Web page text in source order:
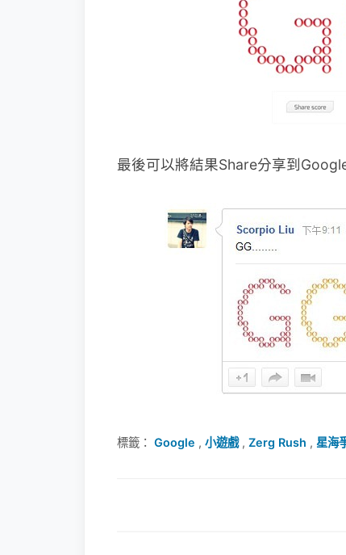
最後可以將結果Share分享到
標籤： Google , 小遊戲, Zerg Rush , 星海